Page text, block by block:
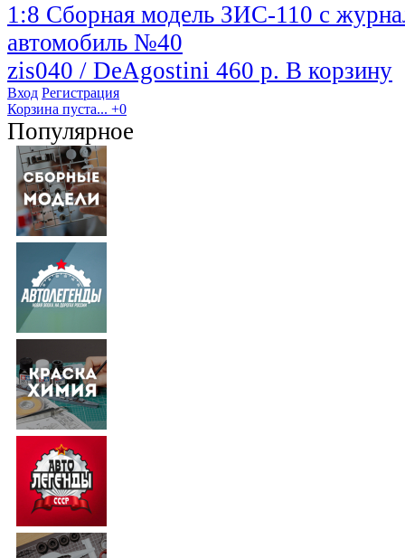
1:8 Сборная модель ЗИС-110 с
автомобиль №40
zis040 / DeAgostini 460 р. В корзину
Вход Регистрация
Корзина пуста... +0
Популярное